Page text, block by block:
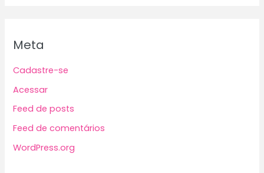
Meta
Cadastre-se
Acessar
Feed de posts
Feed de comentários
WordPress.org